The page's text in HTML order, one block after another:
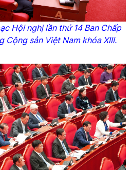
Hội nghị lần thứ 14 Ban Chấp
Cộng sản Việt Nam khóa XIII.